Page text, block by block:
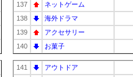
137
ネットゲーム
138
海外ドラマ
139
アクセサリー
140
お菓子
141
アウトドア